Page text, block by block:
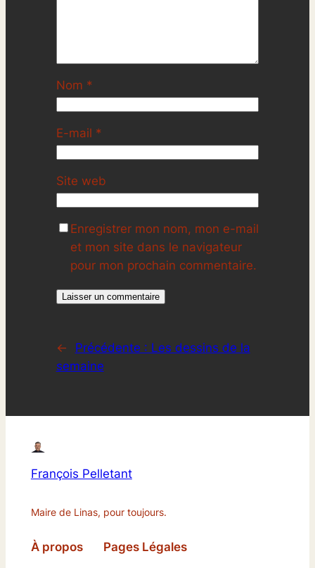
Nom *
E-mail *
Site web
Enregistrer mon nom, mon e-mail
et mon site dans le navigateur
pour mon prochain commentaire.
← Précédente : Les dessins de la
semaine
François Pelletant
Maire de Linas, pour toujours.
À propos Pages Légales